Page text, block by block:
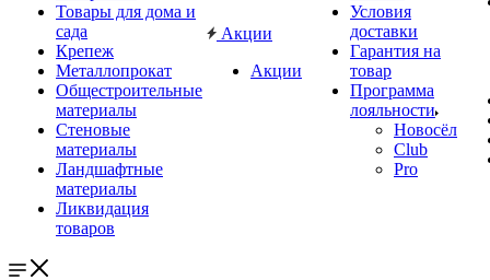
Товары для дома и
сада
Крепеж
Металлопрокат
Общестроительные
материалы
Стеновые
материалы
Ландшафтные
материалы
Ликвидация
товаров
Акции
Акции
Условия
доставки
Гарантия на
товар
Программа
лояльности
Новосёл
Club
Pro